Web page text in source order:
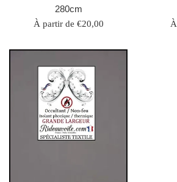
280cm
À partir de €20,00